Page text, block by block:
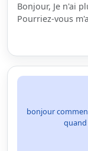
Bonjour, Je n'ai
Pourriez-vous
bonjour
quand